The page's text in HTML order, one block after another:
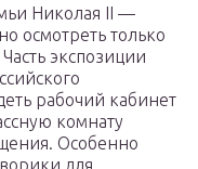
Николая II —
осмотреть только
экспозиции
рабочий кабинет
комнату
Особенно
для